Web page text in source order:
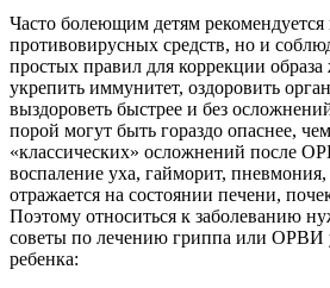
Часто болеющим детям рекомендуется
противовирусных средств, но и
простых правил для коррекции
укрепить иммунитет, оздоровить
выздороветь быстрее и без
порой могут быть гораздо опаснее,
«классических» осложнений после
воспаление уха, гайморит, пневмония,
отражается на состоянии печени,
Поэтому относиться к заболеванию
советы по лечению гриппа или ОРВИ
ребенка: